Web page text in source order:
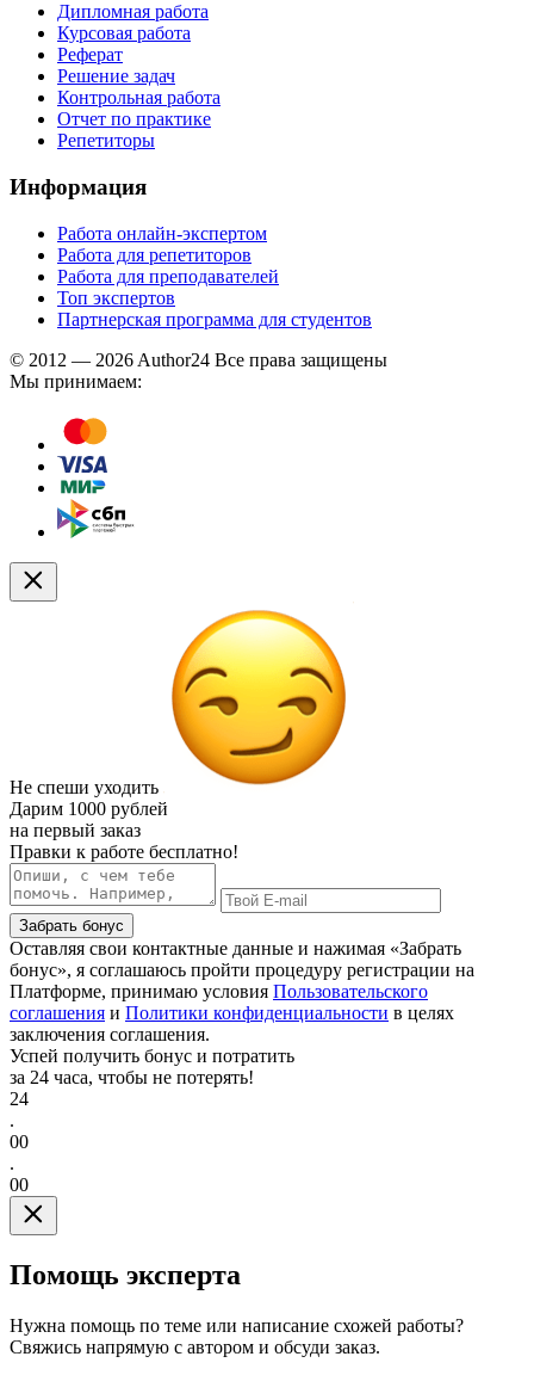
Дипломная работа
Курсовая работа
Реферат
Решение задач
Контрольная работа
Отчет по практике
Репетиторы
Информация
Работа онлайн-экспертом
Работа для репетиторов
Работа для преподавателей
Топ экспертов
Партнерская программа для студентов
© 2012 — 2026 Author24 Все права защищены
Мы принимаем:
Не спеши уходить
Дарим 1000 рублей
на первый заказ
Правки к работе бесплатно!
Забрать бонус
Оставляя свои контактные данные и нажимая «Забрать
бонус», я соглашаюсь пройти процедуру регистрации на
Платформе, принимаю условия Пользовательского
соглашения и Политики конфиденциальности в целях
заключения соглашения.
Успей получить бонус и потратить
за 24 часа, чтобы не потерять!
24
.
00
.
00
Помощь эксперта
Нужна помощь по теме или написание схожей работы?
Свяжись напрямую с автором и обсуди заказ.